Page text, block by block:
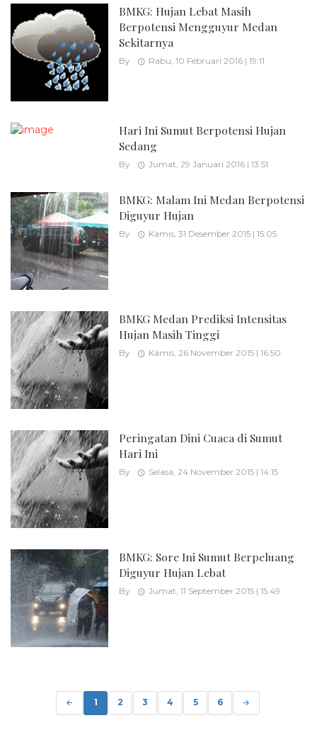
BMKG: Hujan Lebat Masih
Berpotensi Mengguyur Medan
Sekitarnya
By Rabu, 10 Februari 2016 | 19:11
Hari Ini Sumut Berpotensi Hujan
Sedang
By Jumat, 29 Januari 2016 | 13:51
BMKG: Malam Ini Medan Berpotensi
Diguyur Hujan
By Kamis, 31 Desember 2015 | 15:05
BMKG Medan Prediksi Intensitas
Hujan Masih Tinggi
By Kamis, 26 November 2015 | 16:50
Peringatan Dini Cuaca di Sumut
Hari Ini
By Selasa, 24 November 2015 | 14:15
BMKG: Sore Ini Sumut Berpeluang
Diguyur Hujan Lebat
By Jumat, 11 September 2015 | 15:49
navigation
1 2 3 4 5 6